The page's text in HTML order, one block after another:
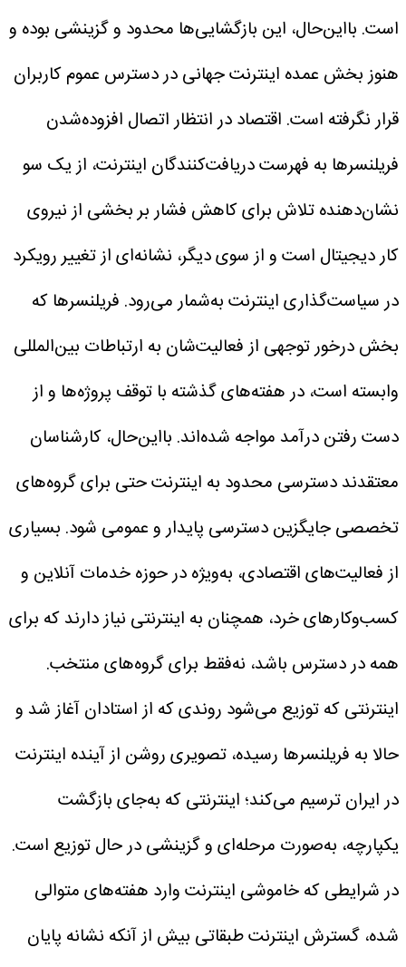
است. با‌این‌حال، این بازگشایی‌ها محدود و گزینشی بوده و
هنوز بخش عمده اینترنت جهانی در دسترس عموم کاربران
قرار نگرفته است. اقتصاد در انتظار اتصال افزوده‌شدن
فریلنسرها به فهرست دریافت‌کنندگان اینترنت، از یک سو
نشان‌دهنده تلاش برای کاهش فشار بر بخشی از نیروی
کار دیجیتال است و از سوی دیگر، نشانه‌ای از تغییر رویکرد
در سیاست‌گذاری اینترنت به‌شمار می‌رود. فریلنسرها که
بخش درخور توجهی از فعالیت‌شان به ارتباطات بین‌المللی
وابسته است، در هفته‌های گذشته با توقف پروژه‌ها و از
دست رفتن درآمد مواجه شده‌اند. با‌این‌حال، کارشناسان
معتقدند دسترسی محدود به اینترنت حتی برای گروه‌های
تخصصی جایگزین دسترسی پایدار و عمومی شود. بسیاری
از فعالیت‌های اقتصادی، به‌ویژه در حوزه خدمات آنلاین و
کسب‌وکارهای خرد، همچنان به اینترنتی نیاز دارند که برای
همه در دسترس باشد، نه‌فقط برای گروه‌های منتخب.
اینترنتی که توزیع می‌شود روندی که از استادان آغاز شد و
حالا به فریلنسرها رسیده، تصویری روشن از آینده اینترنت
در ایران ترسیم می‌کند؛ اینترنتی که به‌جای بازگشت
یکپارچه، به‌صورت مرحله‌ای و گزینشی در حال توزیع است.
در شرایطی که خاموشی اینترنت وارد هفته‌های متوالی
شده، گسترش اینترنت طبقاتی بیش از آنکه نشانه پایان